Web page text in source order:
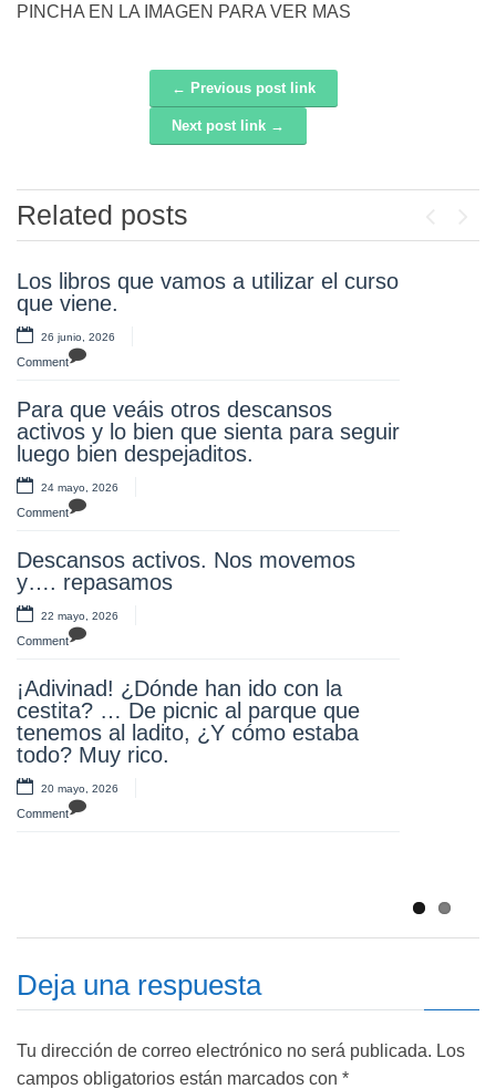
PINCHA EN LA IMAGEN PARA VER MAS
Post navigation← Previous post link
Next post link →
Related posts
Los libros que vamos a utilizar el curso
que viene.
26 junio, 2026
Comment
Para que veáis otros descansos
activos y lo bien que sienta para seguir
luego bien despejaditos.
24 mayo, 2026
Comment
Descansos activos. Nos movemos
y…. repasamos
22 mayo, 2026
Comment
¡Adivinad! ¿Dónde han ido con la
cestita? … De picnic al parque que
tenemos al ladito, ¿Y cómo estaba
todo? Muy rico.
20 mayo, 2026
Comment
¡Atención!
20 mayo, 2026
Comment
en la Museo del Ejército, aprendiendo
y disfrutando. ¡Olee!
17 mayo, 2026
Comment
disfrutando toda la comunidad
educativa con unos juegos divertidos y
un desayuno saludable.
Repetiremos..Estas familias y este
AMPA como molan se merecen una
17 mayo, 2026
Comment
Muchas gracias a nuestros profes por
querer pasar un día maravilloso en el
Puy du foi. ¡Se lo pasaron….genial!
Deja una respuesta
Tu dirección de correo electrónico no será publicada. Los
campos obligatorios están marcados con *